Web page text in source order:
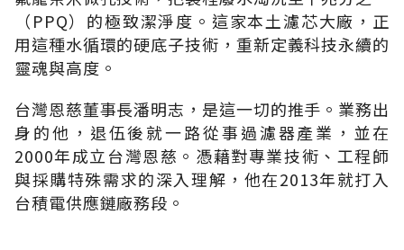
（PPQ）的極致潔淨度。這家本土濾芯大廠，正
用這種水循環的硬底子技術，重新定義科技永續的
靈魂與高度。
台灣恩慈董事長潘明志，是這一切的推手。業務出
身的他，退伍後就一路從事過濾器產業，並在
2000年成立台灣恩慈。憑藉對專業技術、工程師
與採購特殊需求的深入理解，他在2013年就打入
台積電供應鏈廠務段。